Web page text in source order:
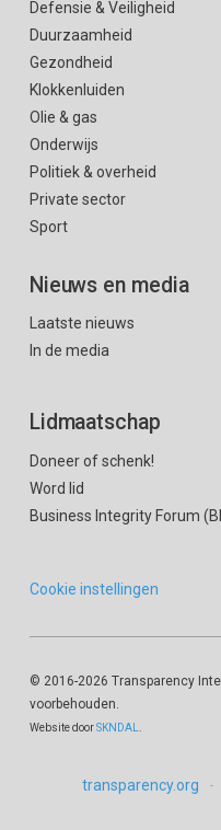
Defensie & Veiligheid
Duurzaamheid
Gezondheid
Klokkenluiden
Olie & gas
Onderwijs
Politiek & overheid
Private sector
Sport
Nieuws en media
Laatste nieuws
In de media
Lidmaatschap
Doneer of schenk!
Word lid
Business Integrity Forum
Cookie instellingen
© 2016-2026 Transparency
voorbehouden.
Website doorSKNDAL
transparency.org